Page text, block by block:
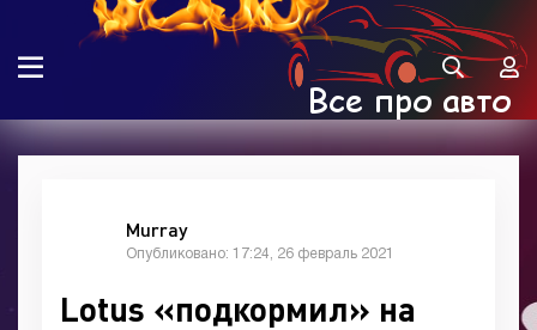
Murray
Опубликовано: 17:24, 26 февраль 2021
Lotus «подкормил» на